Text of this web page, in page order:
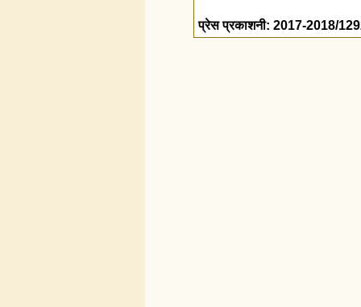
प्रेस प्रकाशनी: 2017-2018/